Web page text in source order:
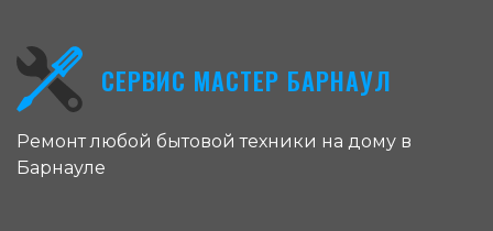
СЕРВИС МАСТЕР БАРНАУЛ
Ремонт любой бытовой техники на дому в
Барнауле